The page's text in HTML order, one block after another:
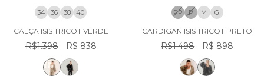
34 36 38 40
CALÇA ISIS TRICOT VERDE
R$1.398 R$ 838
PP P M G
CARDIGAN ISIS TRICOT PRETO
R$1.498 R$ 898